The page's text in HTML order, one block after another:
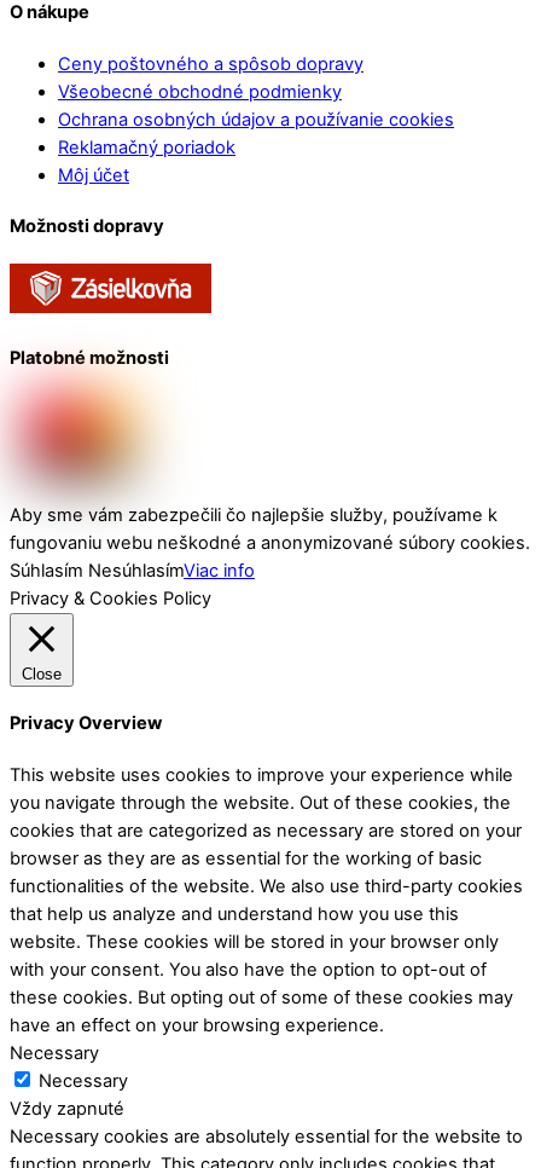
O nákupe
Ceny poštovného a spôsob dopravy
Všeobecné obchodné podmienky
Ochrana osobných údajov a používanie cookies
Reklamačný poriadok
Môj účet
Možnosti dopravy
Platobné možnosti
Aby sme vám zabezpečili čo najlepšie služby, používame k
fungovaniu webu neškodné a anonymizované súbory cookies.
Súhlasím NesúhlasímViac info
Privacy & Cookies Policy
Close
Privacy Overview
This website uses cookies to improve your experience while
you navigate through the website. Out of these cookies, the
cookies that are categorized as necessary are stored on your
browser as they are as essential for the working of basic
functionalities of the website. We also use third-party cookies
that help us analyze and understand how you use this
website. These cookies will be stored in your browser only
with your consent. You also have the option to opt-out of
these cookies. But opting out of some of these cookies may
have an effect on your browsing experience.
Necessary
Necessary
Vždy zapnuté
Necessary cookies are absolutely essential for the website to